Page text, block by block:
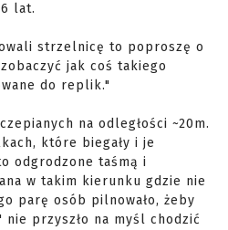
lat.
strzelnicę to poproszę o
jak coś takiego
do replik."
na odległości ~20m.
które biegały i je
odgrodzone taśmą i
w takim kierunku gdzie nie
parę osób pilnowało, żeby
nie przyszło na myśl chodzić